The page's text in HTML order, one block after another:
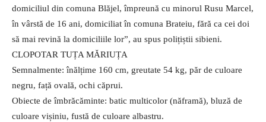
domiciliul din comuna Blăjel, împreună cu minorul Rusu Marcel,
în vârstă de 16 ani, domiciliat în comuna Brateiu, fără ca cei doi
să mai revină la domiciliile lor”, au spus polițiștii sibieni.
CLOPOTAR TUȚA MĂRIUȚA
Semnalmente: înălțime 160 cm, greutate 54 kg, păr de culoare
negru, față ovală, ochi căprui.
Obiecte de îmbrăcăminte: batic multicolor (năframă), bluză de
culoare vișiniu, fustă de culoare albastru.